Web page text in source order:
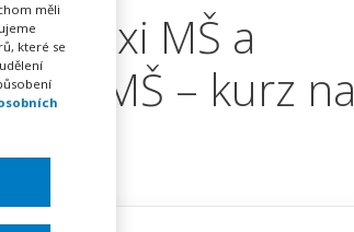
v praxi MŠ a
a MŠ – kurz na
měli
které se